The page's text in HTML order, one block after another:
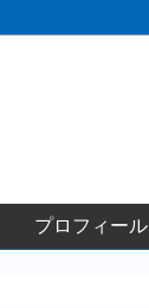
プロフィール